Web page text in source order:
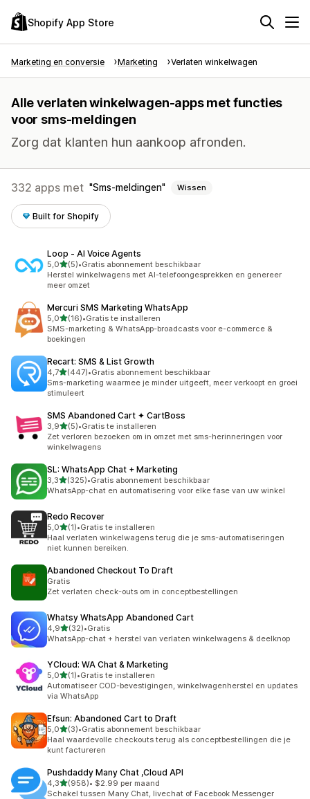
Shopify App Store
Marketing en conversie Marketing Verlaten winkelwagen
Alle verlaten winkelwagen-apps met functies
voor sms-meldingen
Zorg dat klanten hun aankoop afronden.
332 apps met Sms-meldingen Wissen
Built for Shopify
Loop ‑ AI Voice Agents
5,0van 5 sterren
(5)
5 recensies in totaal
•Gratis abonnement beschikbaar
Herstel winkelwagens met AI-telefoongesprekken en genereer
meer omzet
Mercuri SMS Marketing WhatsApp
5,0van 5 sterren
(16)
16 recensies in totaal
•Gratis te installeren
SMS-marketing & WhatsApp-broadcasts voor e-commerce &
boekingen
Recart: SMS & List Growth
4,7van 5 sterren
(447)
447 recensies in totaal
•Gratis abonnement beschikbaar
Sms-marketing waarmee je minder uitgeeft, meer verkoopt en groei
stimuleert
SMS Abandoned Cart ✦ CartBoss
3,9van 5 sterren
(5)
5 recensies in totaal
•Gratis te installeren
Zet verloren bezoeken om in omzet met sms-herinneringen voor
winkelwagens
SL: WhatsApp Chat + Marketing
3,3van 5 sterren
(325)
325 recensies in totaal
•Gratis abonnement beschikbaar
WhatsApp-chat en automatisering voor elke fase van uw winkel
Redo Recover
5,0van 5 sterren
(1)
1 recensies in totaal
•Gratis te installeren
Haal verlaten winkelwagens terug die je sms-automatiseringen
niet kunnen bereiken.
Abandoned Checkout To Draft
Gratis
Zet verlaten check-outs om in conceptbestellingen
Whatsy WhatsApp Abandoned Cart
4,9van 5 sterren
(32)
32 recensies in totaal
•Gratis
WhatsApp-chat + herstel van verlaten winkelwagens & deelknop
YCloud: WA Chat & Marketing
5,0van 5 sterren
(1)
1 recensies in totaal
•Gratis te installeren
Automatiseer COD-bevestigingen, winkelwagenherstel en updates
via WhatsApp
Efsun: Abandoned Cart to Draft
5,0van 5 sterren
(3)
3 recensies in totaal
•Gratis abonnement beschikbaar
Haal waardevolle checkouts terug als conceptbestellingen die je
kunt factureren
Pushdaddy Many Chat ,Cloud API
4,3van 5 sterren
(958)
958 recensies in totaal
• $2.99 per maand
Schakel tussen Many Chat, livechat of Facebook Messenger